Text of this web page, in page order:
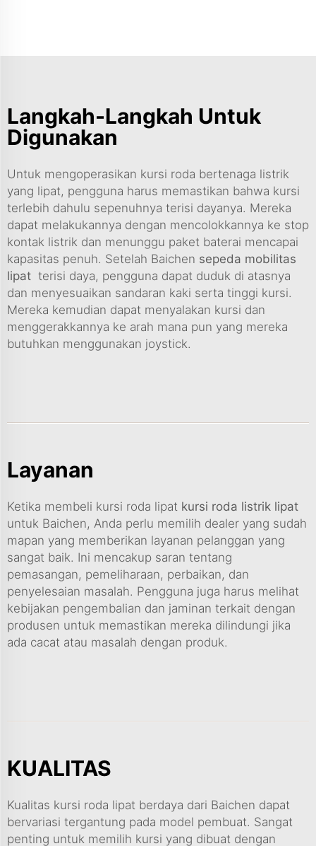
Langkah-Langkah Untuk
Digunakan
Untuk mengoperasikan kursi roda bertenaga listrik
yang lipat, pengguna harus memastikan bahwa kursi
terlebih dahulu sepenuhnya terisi dayanya. Mereka
dapat melakukannya dengan mencolokkannya ke stop
kontak listrik dan menunggu paket baterai mencapai
kapasitas penuh. Setelah Baichen sepeda mobilitas
lipat terisi daya, pengguna dapat duduk di atasnya
dan menyesuaikan sandaran kaki serta tinggi kursi.
Mereka kemudian dapat menyalakan kursi dan
menggerakkannya ke arah mana pun yang mereka
butuhkan menggunakan joystick.
Layanan
Ketika membeli kursi roda lipat kursi roda listrik lipat
untuk Baichen, Anda perlu memilih dealer yang sudah
mapan yang memberikan layanan pelanggan yang
sangat baik. Ini mencakup saran tentang
pemasangan, pemeliharaan, perbaikan, dan
penyelesaian masalah. Pengguna juga harus melihat
kebijakan pengembalian dan jaminan terkait dengan
produsen untuk memastikan mereka dilindungi jika
ada cacat atau masalah dengan produk.
KUALITAS
Kualitas kursi roda lipat berdaya dari Baichen dapat
bervariasi tergantung pada model pembuat. Sangat
penting untuk memilih kursi yang dibuat dengan